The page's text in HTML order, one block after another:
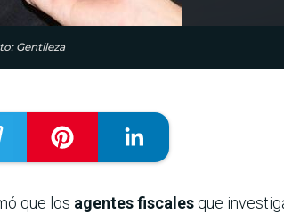
Gentileza
que los agentes fiscales que